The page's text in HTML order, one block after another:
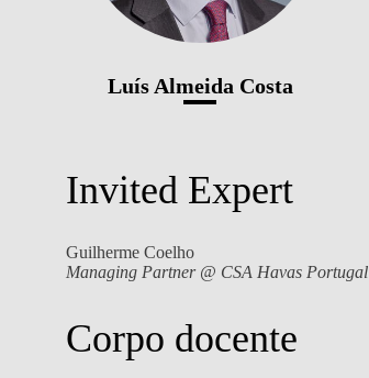
Luís Almeida Costa
Invited Expert
Guilherme Coelho
Managing Partner @ CSA Havas Portugal
Corpo docente